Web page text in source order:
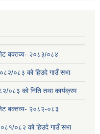
बक्तव्य- २०८३/०८४
०८३ को हिउदे गाउँ सभा
०८३ को निति तथा कार्यक्रम
बक्तव्य- २०८२-०८३
०८२ को हिउदे गाउँ सभा